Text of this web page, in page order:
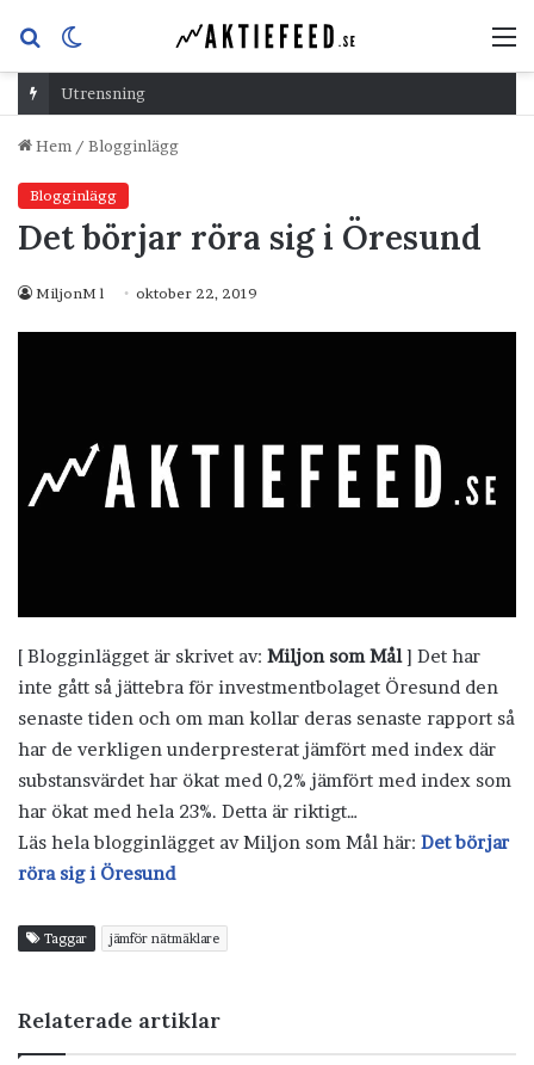
Sök
efterskin
Utrensning
Hem / Blogginlägg
Blogginlägg
Det börjar röra sig i Öresund
MiljonM l oktober 22, 2019
[ Blogginlägget är skrivet av: Miljon som Mål] Det har
inte gått så jättebra för investmentbolaget Öresund den
senaste tiden och om man kollar deras senaste rapport så
har de verkligen underpresterat jämfört med index där
substansvärdet har ökat med 0,2% jämfört med index som
har ökat med hela 23%. Detta är riktigt…
Läs hela blogginlägget av Miljon som Mål här: Det börjar
röra sig i Öresund
Taggar jämför nätmäklare
Relaterade artiklar